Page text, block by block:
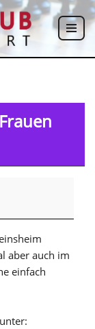
aber auch im
einfach